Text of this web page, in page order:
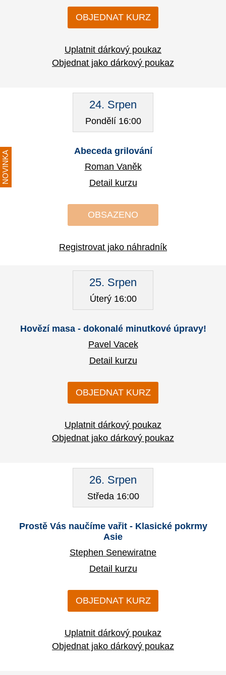
OBJEDNAT KURZ
Uplatnit dárkový poukaz
Objednat jako dárkový poukaz
24. Srpen
Pondělí 16:00
NOVINKA
Abeceda grilování
Roman Vaněk
Detail kurzu
OBSAZENO
Registrovat jako náhradník
25. Srpen
Úterý 16:00
Hovězí masa - dokonalé minutkové úpravy!
Pavel Vacek
Detail kurzu
OBJEDNAT KURZ
Uplatnit dárkový poukaz
Objednat jako dárkový poukaz
26. Srpen
Středa 16:00
Prostě Vás naučíme vařit - Klasické pokrmy
Asie
Stephen Senewiratne
Detail kurzu
OBJEDNAT KURZ
Uplatnit dárkový poukaz
Objednat jako dárkový poukaz